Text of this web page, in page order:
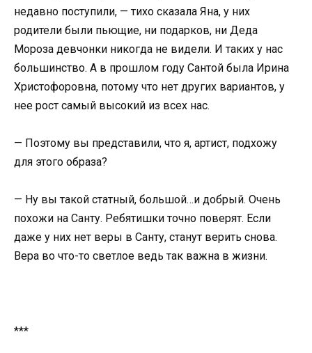
недавно поступили, — тихо сказала Яна, у них
родители были пьющие, ни подарков, ни Деда
Мороза девчонки никогда не видели. И таких у нас
большинство. А в прошлом году Сантой была Ирина
Христофоровна, потому что нет других вариантов, у
нее рост самый высокий из всех нас.
— Поэтому вы представили, что я, артист, подхожу
для этого образа?
— Ну вы такой статный, большой…и добрый. Очень
похожи на Санту. Ребятишки точно поверят. Если
даже у них нет веры в Санту, станут верить снова.
Вера во что-то светлое ведь так важна в жизни.
***